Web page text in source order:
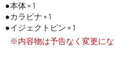
本体 × 1
カラビナ × 1
イジェクトピン × 1
※内容物は予告なく変更にな